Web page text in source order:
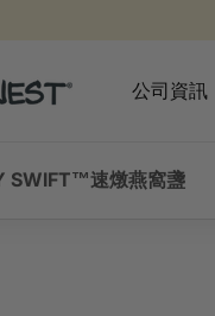
公司資訊
SWIFT™速燉燕窩盞